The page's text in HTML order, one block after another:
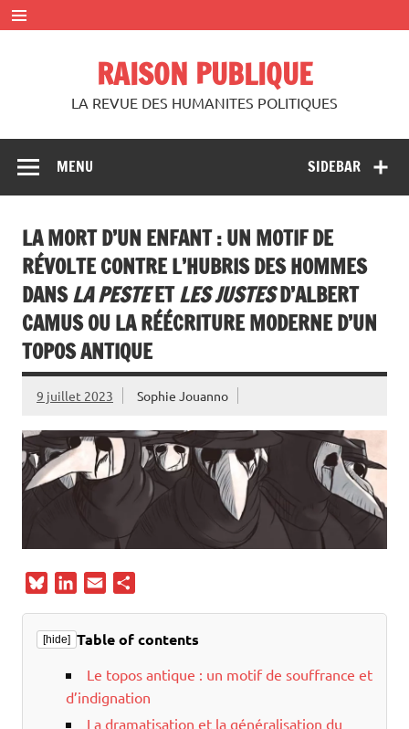
Skip
to
content
RAISON PUBLIQUE
LA REVUE DES HUMANITES POLITIQUES
SIDEBAR
MENU
LA MORT D’UN ENFANT : UN MOTIF DE
RÉVOLTE CONTRE L’HUBRIS DES HOMMES
DANSLA PESTEETLES JUSTESD’ALBERT
CAMUS OU LA RÉÉCRITURE MODERNE D’UN
TOPOS ANTIQUE
9 juillet 2023 Sophie Jouanno
u
e
k
d
i
l
t
a
g
[hide] Table of contents
Le topos antique : un motif de souffrance et
d’indignation
La dramatisation et la généralisation du